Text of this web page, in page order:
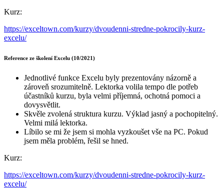
Kurz:
https://exceltown.com/kurzy/dvoudenni-stredne-pokrocily-kurz-
excelu/
Reference ze školení Excelu (10/2021)
Jednotlivé funkce Excelu byly prezentovány názorně a
zároveň srozumitelně. Lektorka volila tempo dle potřeb
účastníků kurzu, byla velmi příjemná, ochotná pomoci a
dovysvětlit.
Skvěle zvolená struktura kurzu. Výklad jasný a pochopitelný.
Velmi milá lektorka.
Líbilo se mi že jsem si mohla vyzkoušet vše na PC. Pokud
jsem měla problém, řešil se hned.
Kurz:
https://exceltown.com/kurzy/dvoudenni-stredne-pokrocily-kurz-
excelu/